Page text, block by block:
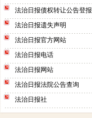
法治日报债权转让公告登报
法治日报遗失声明
法治日报官方网站
法治日报电话
法治日报网站
法治日报法院公告查询
法治日报社